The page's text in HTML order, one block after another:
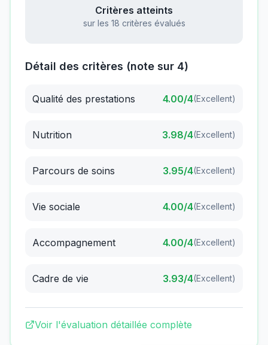
Critères atteints
sur les 18 critères évalués
Détail des critères (note sur 4)
Qualité des prestations 4.00/4(Excellent)
Nutrition 3.98/4(Excellent)
Parcours de soins 3.95/4(Excellent)
Vie sociale 4.00/4(Excellent)
Accompagnement 4.00/4(Excellent)
Cadre de vie 3.93/4(Excellent)
Voir l'évaluation détaillée complète